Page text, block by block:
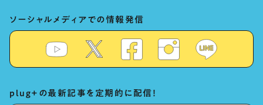
ソーシャルメディアでの情報発信
plug+の最新記事を定期的に配信！